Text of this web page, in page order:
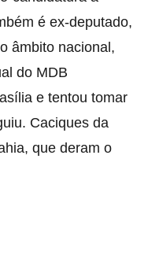
é ex-deputado,
âmbito nacional,
do MDB
e tentou tomar
Caciques da
que deram o